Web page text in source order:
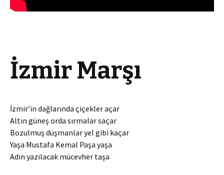
İzmir Marşı
İzmir’in dağlarında çiçekler açar
Altın güneş orda sırmalar saçar
Bozulmuş düşmanlar yel gibi kaçar
Yaşa Mustafa Kemal Paşa yaşa
Adın yazılacak mücevher taşa